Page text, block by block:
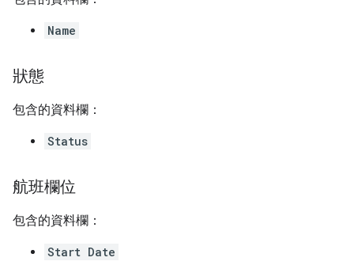
Name
狀態
包含的資料欄：
Status
航班欄位
包含的資料欄：
Start Date